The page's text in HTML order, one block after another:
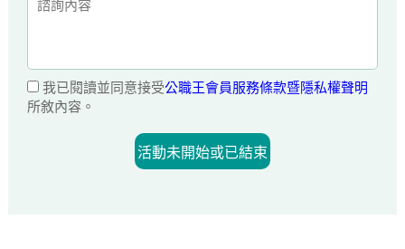
我已閱讀並同意接受公職王會員服務條款暨隱私權聲明
所敘內容。
活動未開始或已結束